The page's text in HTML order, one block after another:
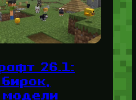
26.1: